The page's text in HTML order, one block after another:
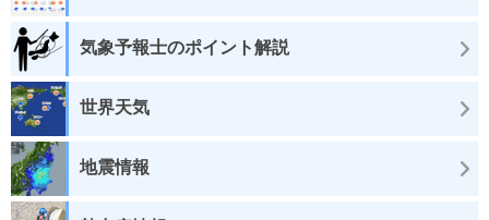
気象予報士のポイント解説
世界天気
地震情報